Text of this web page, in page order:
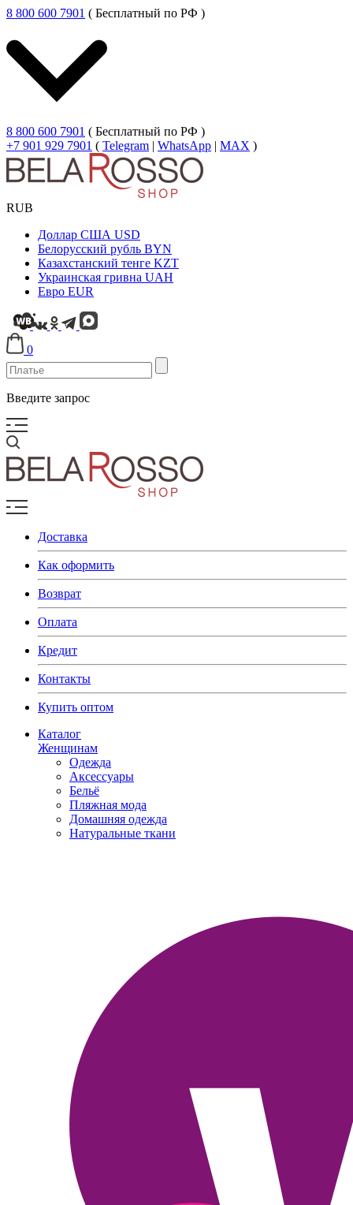
8 800 600 7901 ( Бесплатный по РФ )
8 800 600 7901 ( Бесплатный по РФ )
+7 901 929 7901 ( Telegram | WhatsApp | MAX )
RUB
Доллар США USD
Белорусский рубль BYN
Казахстанский тенге KZT
Украинская гривна UAH
Евро EUR
0
Введите запрос
Доставка
Как оформить
Возврат
Оплата
Кредит
Контакты
Купить оптом
Каталог
Женщинам
Одежда
Аксессуары
Бельё
Пляжная мода
Домашняя одежда
Натуральные ткани